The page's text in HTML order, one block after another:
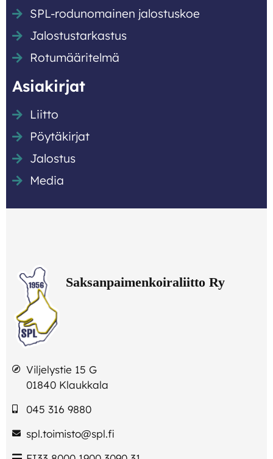
SPL-rodunomainen jalostuskoe
Jalostustarkastus
Rotumääritelmä
Asiakirjat
Liitto
Pöytäkirjat
Jalostus
Media
Viljelystie 15 G
01840 Klaukkala
045 316 9880
spl.toimisto@spl.fi